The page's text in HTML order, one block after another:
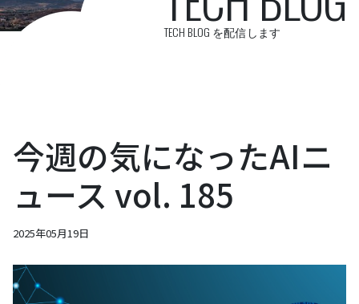
TECH BLOG を配信します
今週の気になったAIニ
ュース vol. 185
2025年05月19日